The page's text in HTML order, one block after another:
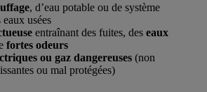
, d’eau potable ou de système
eaux usées
entraînant des fuites, des eaux
fortes odeurs
ou gaz dangereuses (non
ou mal protégées)